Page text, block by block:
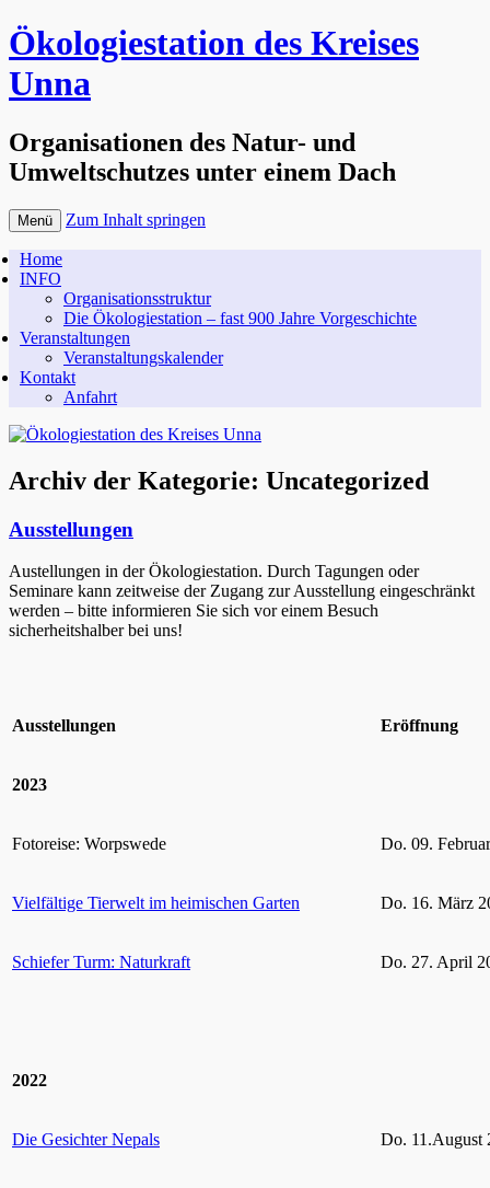
Ökologiestation des Kreises
Unna
Organisationen des Natur- und
Umweltschutzes unter einem Dach
Menü Zum Inhalt springen
Home
INFO
Organisationsstruktur
Die Ökologiestation – fast 900 Jahre Vorgeschichte
Veranstaltungen
Veranstaltungskalender
Kontakt
Anfahrt
Archiv der Kategorie: Uncategorized
Ausstellungen
Austellungen in der Ökologiestation. Durch Tagungen oder
Seminare kann zeitweise der Zugang zur Ausstellung eingeschränkt
werden – bitte informieren Sie sich vor einem Besuch
sicherheitshalber bei uns!
Ausstellungen Eröffnung
2023
Fotoreise: Worpswede Do. 09.
Vielfältige Tierwelt im heimischen Garten Do. 16. März
Schiefer Turm: Naturkraft Do. 27. April
2022
Die Gesichter Nepals Do. 11.August